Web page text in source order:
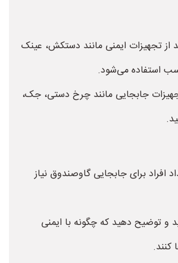
از تجهیزات ایمنی مانند دستکش، عینک
استفاده می‌شود.
جابجایی مانند چرخ دستی، جک،
افراد برای جابجایی گاوصندوق نیاز
و توضیح دهید که چگونه با ایمنی
کنند.